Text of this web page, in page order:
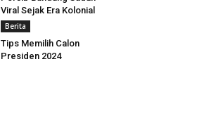
Viral Sejak Era Kolonial
Berita
Tips Memilih Calon
Presiden 2024